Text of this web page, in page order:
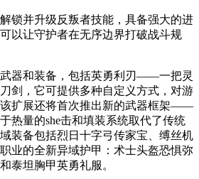
锁并升级反叛者技能，具备强大的进
以让守护者在无序边界打破战斗规
武器和装备，包括英勇利刃——一把灵
剑，它可提供多种自定义方式，对游
扩展还将首次推出新的武器框架——
热量的she击和填装系统取代了传统
装备包括烈日十字弓传家宝、缚丝机
业的全新异域护甲：术士头盔恐惧弥
泰坦胸甲英勇礼服。